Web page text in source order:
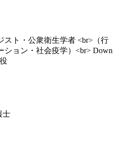
スト・公衆衛生学者 <br>（行
ョン・社会疫学）<br> Down
士